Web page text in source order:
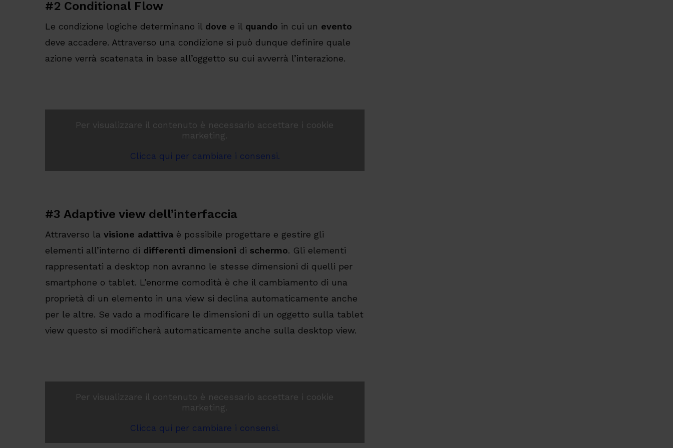
#2 Conditional Flow
Le condizione logiche determinano il dove e il quando in cui un evento
deve accadere. Attraverso una condizione si può dunque definire quale
azione verrà scatenata in base all’oggetto su cui avverrà l’interazione.
Per visualizzare il contenuto è necessario accettare i cookie
marketing.
Clicca qui per cambiare i consensi.
#3 Adaptive view dell’interfaccia
Attraverso la visione adattiva è possibile progettare e gestire gli
elementi all’interno di differenti dimensioni di schermo. Gli elementi
rappresentati a desktop non avranno le stesse dimensioni di quelli per
smartphone o tablet. L’enorme comodità è che il cambiamento di una
proprietà di un elemento in una view si declina automaticamente anche
per le altre. Se vado a modificare le dimensioni di un oggetto sulla tablet
view questo si modificherà automaticamente anche sulla desktop view.
Per visualizzare il contenuto è necessario accettare i cookie
marketing.
Clicca qui per cambiare i consensi.